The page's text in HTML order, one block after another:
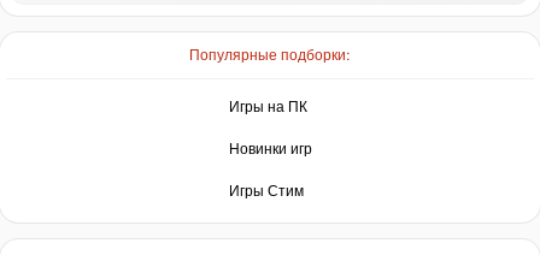
Популярные подборки:
Игры на ПК
Новинки игр
Игры Стим